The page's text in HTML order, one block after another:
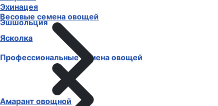
Эхинацея
Эшшольция
Ясколка
Профессиональные семена овощей
Весовые семена овощей
Амарант овощной